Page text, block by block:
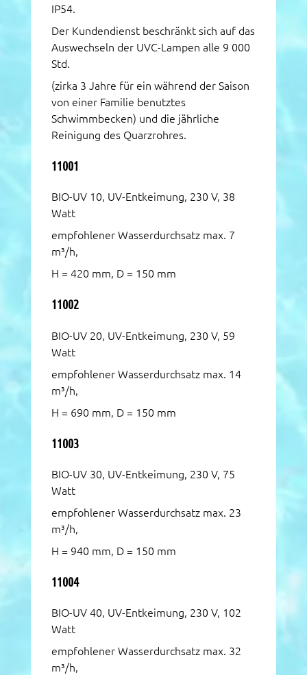
IP54.
Der Kundendienst beschränkt sich auf das
Auswechseln der UVC-Lampen alle 9 000
Std.
(zirka 3 Jahre für ein während der Saison
von einer Familie benutztes
Schwimmbecken) und die jährliche
Reinigung des Quarzrohres.
11001
BIO-UV 10, UV-Entkeimung, 230 V, 38
Watt
empfohlener Wasserdurchsatz max. 7
m³/h,
H = 420 mm, D = 150 mm
11002
BIO-UV 20, UV-Entkeimung, 230 V, 59
Watt
empfohlener Wasserdurchsatz max. 14
m³/h,
H = 690 mm, D = 150 mm
11003
BIO-UV 30, UV-Entkeimung, 230 V, 75
Watt
empfohlener Wasserdurchsatz max. 23
m³/h,
H = 940 mm, D = 150 mm
11004
BIO-UV 40, UV-Entkeimung, 230 V, 102
Watt
empfohlener Wasserdurchsatz max. 32
m³/h,